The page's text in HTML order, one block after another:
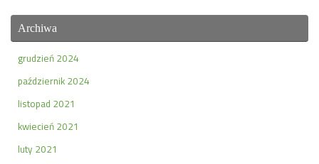
Archiwa
grudzień 2024
październik 2024
listopad 2021
kwiecień 2021
luty 2021